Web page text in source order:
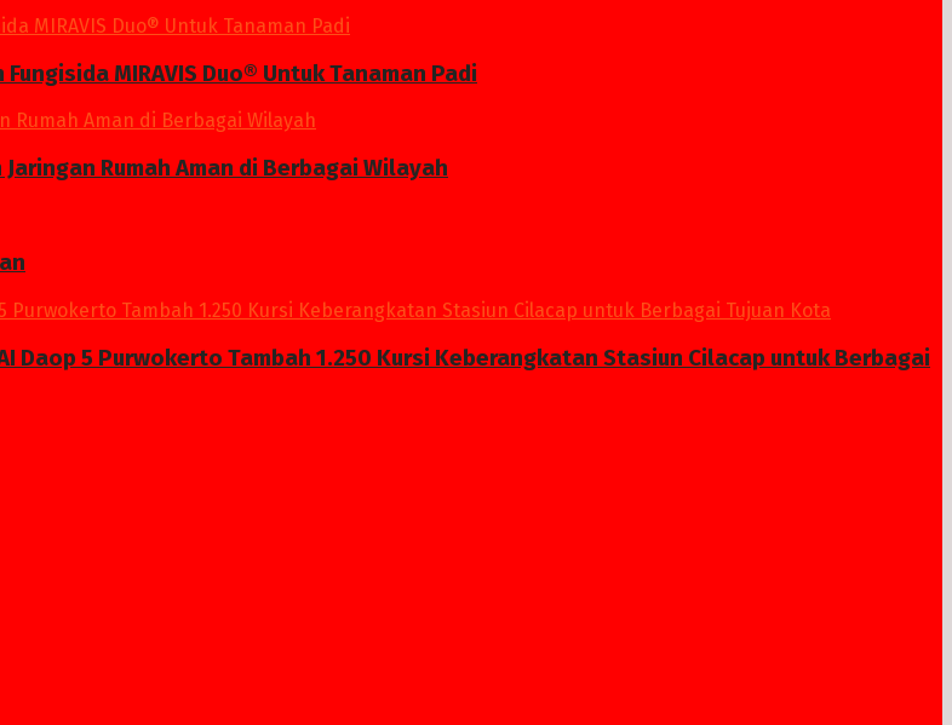
MIRAVIS Duo® Untuk Tanaman Padi
Rumah Aman di Berbagai Wilayah
Daop 5 Purwokerto Tambah 1.250 Kursi Keberangkatan Stasiun Cilacap untuk Berbagai